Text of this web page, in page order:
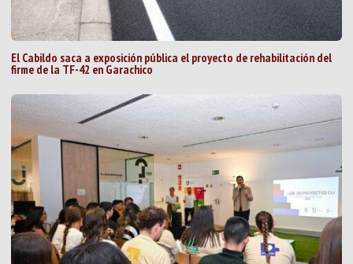
El Cabildo saca a exposición pública el proyecto de rehabilitación del
firme de la TF-42 en Garachico